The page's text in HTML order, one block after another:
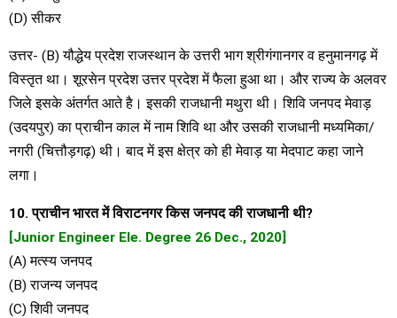
(D) सीकर
उत्तर- (B) यौद्धेय प्रदेश राजस्थान के उत्तरी भाग श्रीगंगानगर व हनुमानगढ़ में
विस्तृत था। शूरसेन प्रदेश उत्तर प्रदेश में फैला हुआ था। और राज्य के अलवर
जिले इसके अंतर्गत आते है। इसकी राजधानी मथुरा थी। शिवि जनपद मेवाड़
(उदयपुर) का प्राचीन काल में नाम शिवि था और उसकी राजधानी मध्यमिका/
नगरी (चित्तौड़गढ़) थी। बाद में इस क्षेत्र को ही मेवाड़ या मेदपाट कहा जाने
लगा।
10. प्राचीन भारत में विराटनगर किस जनपद की राजधानी थी?
[Junior Engineer Ele. Degree 26 Dec., 2020]
(A) मत्स्य जनपद
(B) राजन्य जनपद
(C) शिवी जनपद